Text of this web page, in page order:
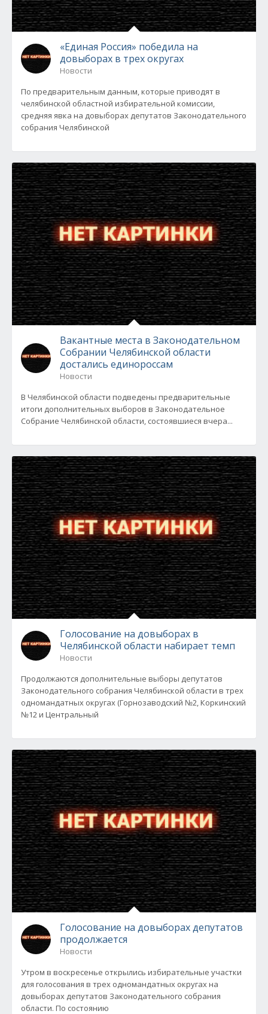
«Единая Россия» победила на
довыборах в трех округах
Новости
По предварительным данным, которые приводят в
челябинской областной избирательной комиссии,
средняя явка на довыборах депутатов Законодательного
собрания Челябинской
Вакантные места в Законодательном
Собрании Челябинской области
достались единороссам
Новости
В Челябинской области подведены предварительные
итоги дополнительных выборов в Законодательное
Собрание Челябинской области, состоявшиеся вчера...
Голосование на довыборах в
Челябинской области набирает темп
Новости
Продолжаются дополнительные выборы депутатов
Законодательного собрания Челябинской области в трех
одномандатных округах (Горнозаводский №2, Коркинский
№12 и Центральный
Голосование на довыборах депутатов
продолжается
Новости
Утром в воскресенье открылись избирательные участки
для голосования в трех одномандатных округах на
довыборах депутатов Законодательного собрания
области. По состоянию